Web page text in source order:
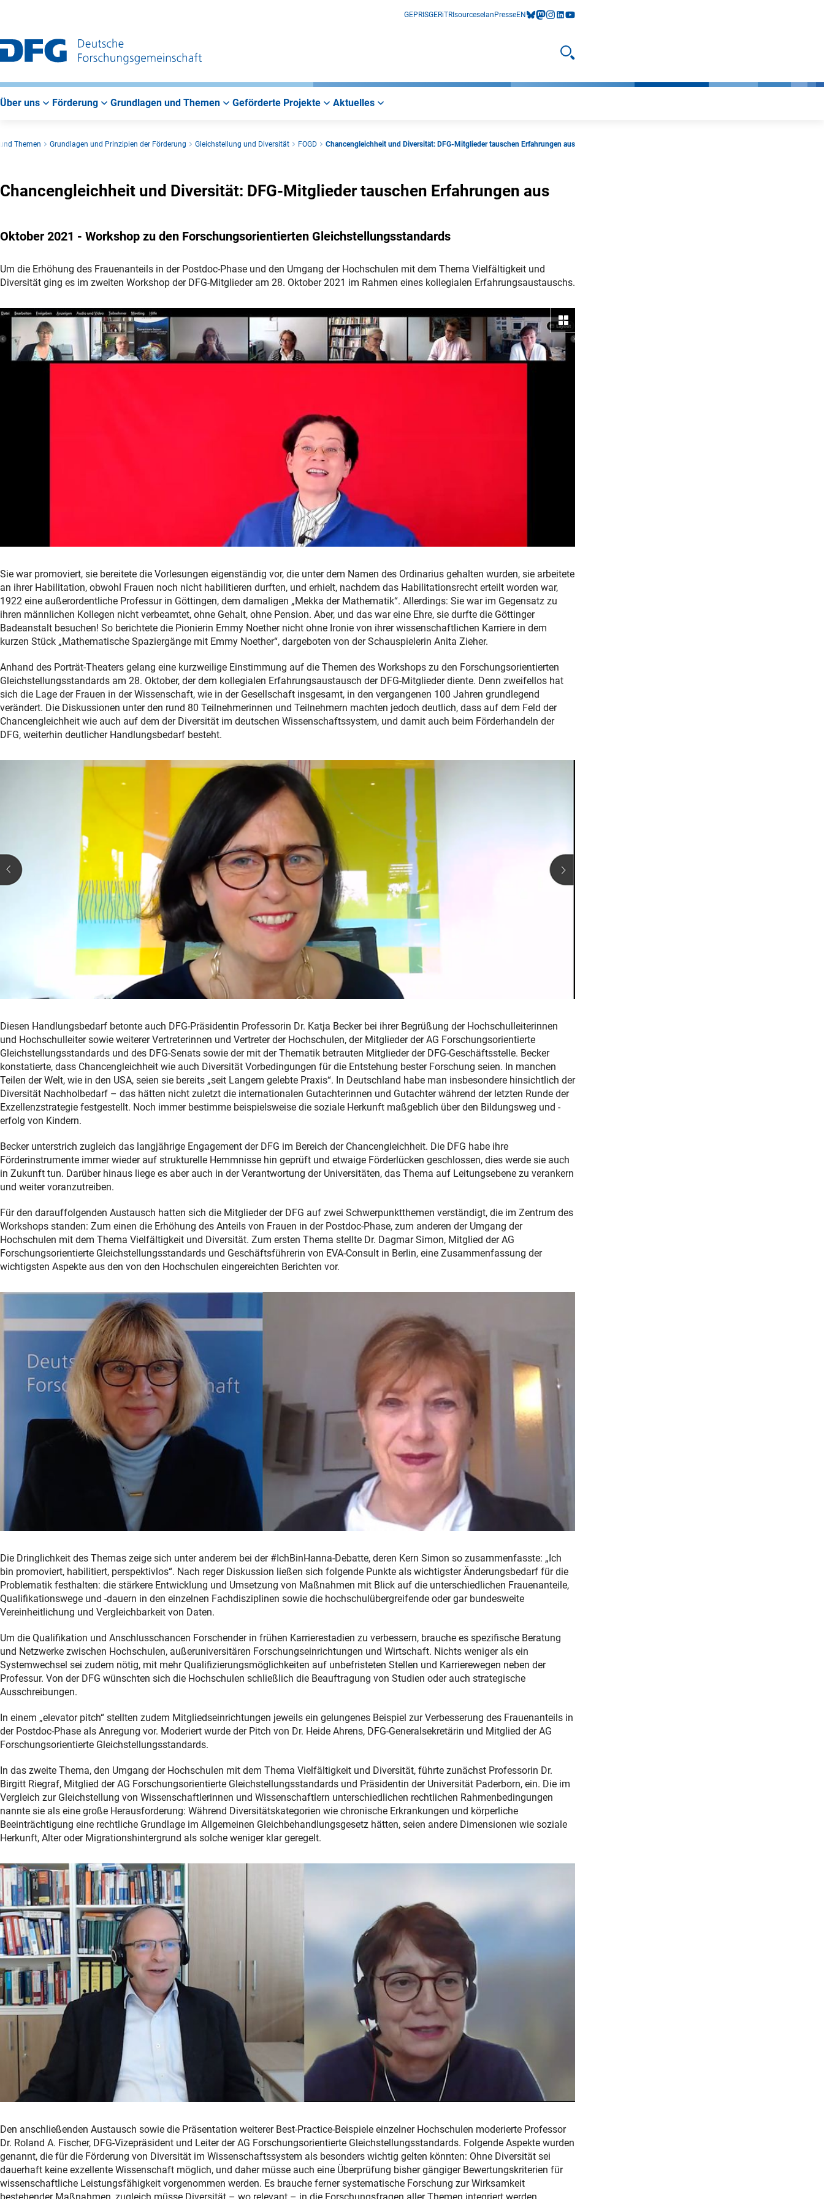
GEPRISGERiTRIsourceselan PresseEN bluesky
mastodon
instagram
linkedIn
youtube
Suche öffnen
Über uns Förderung Grundlagen und Themen Geförderte Projekte Aktuelles
Themen Grundlagen und Prinzipien der Förderung Gleichstellung und Diversität FOGD Chancengleichheit und Diversität: DFG-Mitglieder tauschen Erfahrungen aus
Chancengleichheit und Diversität: DFG-Mitglieder tauschen Erfahrungen aus
Oktober 2021 - Workshop zu den Forschungsorientierten Gleichstellungsstandards
Um die Erhöhung des Frauenanteils in der Postdoc-Phase und den Umgang der Hochschulen mit dem Thema Vielfältigkeit und
Diversität ging es im zweiten Workshop der DFG-Mitglieder am 28. Oktober 2021 im Rahmen eines kollegialen Erfahrungsaustauschs.
Sie war promoviert, sie bereitete die Vorlesungen eigenständig vor, die unter dem Namen des Ordinarius gehalten wurden, sie arbeitete
an ihrer Habilitation, obwohl Frauen noch nicht habilitieren durften, und erhielt, nachdem das Habilitationsrecht erteilt worden war,
1922 eine außerordentliche Professur in Göttingen, dem damaligen „Mekka der Mathematik“. Allerdings: Sie war im Gegensatz zu
ihren männlichen Kollegen nicht verbeamtet, ohne Gehalt, ohne Pension. Aber, und das war eine Ehre, sie durfte die Göttinger
Badeanstalt besuchen! So berichtete die Pionierin Emmy Noether nicht ohne Ironie von ihrer wissenschaftlichen Karriere in dem
kurzen Stück „Mathematische Spaziergänge mit Emmy Noether“, dargeboten von der Schauspielerin Anita Zieher.
Anhand des Porträt-Theaters gelang eine kurzweilige Einstimmung auf die Themen des Workshops zu den Forschungsorientierten
Gleichstellungsstandards am 28. Oktober, der dem kollegialen Erfahrungsaustausch der DFG-Mitglieder diente. Denn zweifellos hat
sich die Lage der Frauen in der Wissenschaft, wie in der Gesellschaft insgesamt, in den vergangenen 100 Jahren grundlegend
verändert. Die Diskussionen unter den rund 80 Teilnehmerinnen und Teilnehmern machten jedoch deutlich, dass auf dem Feld der
Chancengleichheit wie auch auf dem der Diversität im deutschen Wissenschaftssystem, und damit auch beim Förderhandeln der
DFG, weiterhin deutlicher Handlungsbedarf besteht.
Diesen Handlungsbedarf betonte auch DFG-Präsidentin Professorin Dr. Katja Becker bei ihrer Begrüßung der Hochschulleiterinnen
und Hochschulleiter sowie weiterer Vertreterinnen und Vertreter der Hochschulen, der Mitglieder der AG Forschungsorientierte
Gleichstellungsstandards und des DFG-Senats sowie der mit der Thematik betrauten Mitglieder der DFG-Geschäftsstelle. Becker
konstatierte, dass Chancengleichheit wie auch Diversität Vorbedingungen für die Entstehung bester Forschung seien. In manchen
Teilen der Welt, wie in den USA, seien sie bereits „seit Langem gelebte Praxis“. In Deutschland habe man insbesondere hinsichtlich der
Diversität Nachholbedarf – das hätten nicht zuletzt die internationalen Gutachterinnen und Gutachter während der letzten Runde der
Exzellenzstrategie festgestellt. Noch immer bestimme beispielsweise die soziale Herkunft maßgeblich über den Bildungsweg und -
erfolg von Kindern.
Becker unterstrich zugleich das langjährige Engagement der DFG im Bereich der Chancengleichheit. Die DFG habe ihre
Förderinstrumente immer wieder auf strukturelle Hemmnisse hin geprüft und etwaige Förderlücken geschlossen, dies werde sie auch
in Zukunft tun. Darüber hinaus liege es aber auch in der Verantwortung der Universitäten, das Thema auf Leitungsebene zu verankern
und weiter voranzutreiben.
Für den darauffolgenden Austausch hatten sich die Mitglieder der DFG auf zwei Schwerpunktthemen verständigt, die im Zentrum des
Workshops standen: Zum einen die Erhöhung des Anteils von Frauen in der Postdoc-Phase, zum anderen der Umgang der
Hochschulen mit dem Thema Vielfältigkeit und Diversität. Zum ersten Thema stellte Dr. Dagmar Simon, Mitglied der AG
Forschungsorientierte Gleichstellungsstandards und Geschäftsführerin von EVA-Consult in Berlin, eine Zusammenfassung der
wichtigsten Aspekte aus den von den Hochschulen eingereichten Berichten vor.
Die Dringlichkeit des Themas zeige sich unter anderem bei der #IchBinHanna-Debatte, deren Kern Simon so zusammenfasste: „Ich
bin promoviert, habilitiert, perspektivlos“. Nach reger Diskussion ließen sich folgende Punkte als wichtigster Änderungsbedarf für die
Problematik festhalten: die stärkere Entwicklung und Umsetzung von Maßnahmen mit Blick auf die unterschiedlichen Frauenanteile,
Qualifikationswege und -dauern in den einzelnen Fachdisziplinen sowie die hochschulübergreifende oder gar bundesweite
Vereinheitlichung und Vergleichbarkeit von Daten.
Um die Qualifikation und Anschlusschancen Forschender in frühen Karrierestadien zu verbessern, brauche es spezifische Beratung
und Netzwerke zwischen Hochschulen, außeruniversitären Forschungseinrichtungen und Wirtschaft. Nichts weniger als ein
Systemwechsel sei zudem nötig, mit mehr Qualifizierungsmöglichkeiten auf unbefristeten Stellen und Karrierewegen neben der
Professur. Von der DFG wünschten sich die Hochschulen schließlich die Beauftragung von Studien oder auch strategische
Ausschreibungen.
In einem „elevator pitch“ stellten zudem Mitgliedseinrichtungen jeweils ein gelungenes Beispiel zur Verbesserung des Frauenanteils in
der Postdoc-Phase als Anregung vor. Moderiert wurde der Pitch von Dr. Heide Ahrens, DFG-Generalsekretärin und Mitglied der AG
Forschungsorientierte Gleichstellungsstandards.
In das zweite Thema, den Umgang der Hochschulen mit dem Thema Vielfältigkeit und Diversität, führte zunächst Professorin Dr.
Birgitt Riegraf, Mitglied der AG Forschungsorientierte Gleichstellungsstandards und Präsidentin der Universität Paderborn, ein. Die im
Vergleich zur Gleichstellung von Wissenschaftlerinnen und Wissenschaftlern unterschiedlichen rechtlichen Rahmenbedingungen
nannte sie als eine große Herausforderung: Während Diversitätskategorien wie chronische Erkrankungen und körperliche
Beeinträchtigung eine rechtliche Grundlage im Allgemeinen Gleichbehandlungsgesetz hätten, seien andere Dimensionen wie soziale
Herkunft, Alter oder Migrationshintergrund als solche weniger klar geregelt.
Den anschließenden Austausch sowie die Präsentation weiterer Best-Practice-Beispiele einzelner Hochschulen moderierte Professor
Dr. Roland A. Fischer, DFG-Vizepräsident und Leiter der AG Forschungsorientierte Gleichstellungsstandards. Folgende Aspekte wurden
genannt, die für die Förderung von Diversität im Wissenschaftssystem als besonders wichtig gelten könnten: Ohne Diversität sei
dauerhaft keine exzellente Wissenschaft möglich, und daher müsse auch eine Überprüfung bisher gängiger Bewertungskriterien für
wissenschaftliche Leistungsfähigkeit vorgenommen werden. Es brauche ferner systematische Forschung zur Wirksamkeit